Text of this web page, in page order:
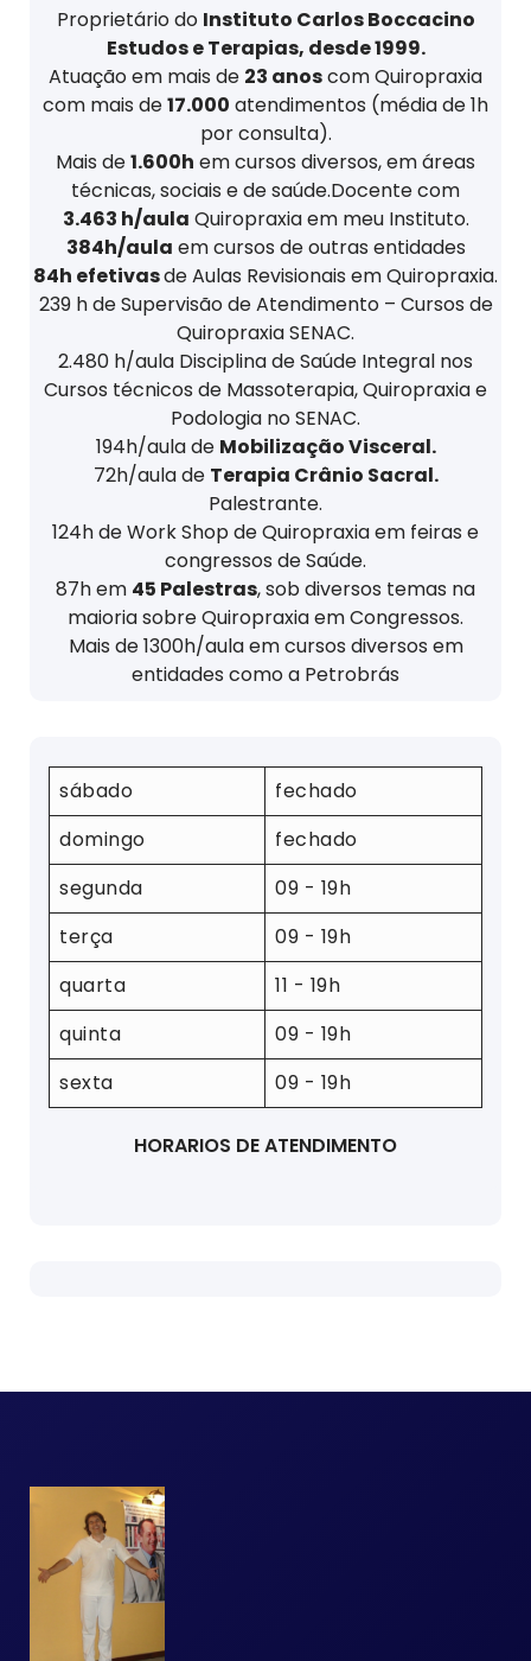
Proprietário do Instituto Carlos Boccacino
Estudos e Terapias, desde 1999.
Atuação em mais de 23 anoscom Quiropraxia
com mais de17.000 atendimentos (média de 1h
por consulta).
Mais de1.600h em cursos diversos, em áreas
técnicas, sociais e de saúde.Docente com
3.463 h/aula Quiropraxia em meu Instituto.
384h/aula em cursos de outras entidades
84h efetivasde Aulas Revisionais em Quiropraxia.
239 h de Supervisão de Atendimento – Cursos de
Quiropraxia SENAC.
2.480 h/aula Disciplina de Saúde Integral nos
Cursos técnicos de Massoterapia, Quiropraxia e
Podologia no SENAC.
194h/aula de Mobilização Visceral.
72h/aula de Terapia Crânio Sacral.
Palestrante.
124h de Work Shop de Quiropraxia em feiras e
congressos de Saúde.
87h em 45 Palestras, sob diversos temas na
maioria sobre Quiropraxia em Congressos.
Mais de 1300h/aula em cursos diversos em
entidades como a Petrobrás
sábado
fechado
domingo
fechado
segunda
09 - 19h
terça
09 - 19h
quarta
11 - 19h
quinta
09 - 19h
sexta
09 - 19h
HORARIOS DE ATENDIMENTO